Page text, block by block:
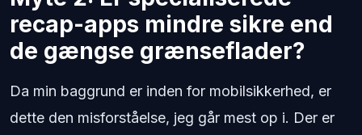
recap-apps mindre sikre end
de gængse grænseflader?
Da min baggrund er inden for mobilsikkerhed, er
dette den misforståelse, jeg går mest op i. Der er